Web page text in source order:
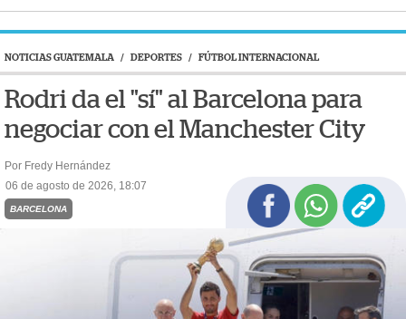
NOTICIAS GUATEMALA / DEPORTES / FÚTBOL INTERNACIONAL
Rodri da el "sí" al Barcelona para
negociar con el Manchester City
Por Fredy Hernández
06 de agosto de 2026, 18:07
BARCELONA